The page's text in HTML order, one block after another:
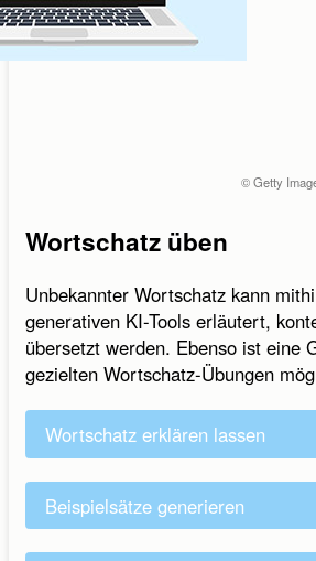
© Getty
Wortschatz üben
Unbekannter Wortschatz kann
generativen KI-Tools erläutert,
übersetzt werden. Ebenso ist eine
gezielten Wortschatz-Übungen
Wortschatz erklären lassen
Beispielsätze generieren